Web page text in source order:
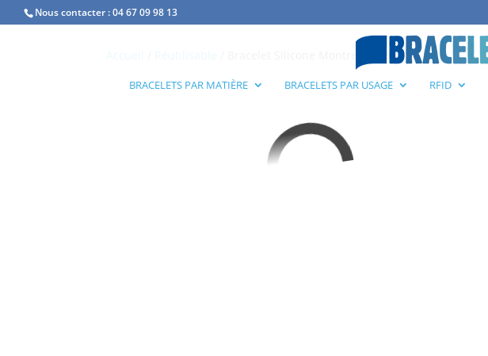
Nous contacter :04 67 09 98 13
BRACELETS PAR MATIÈRE BRACELETS PAR USAGE RFID